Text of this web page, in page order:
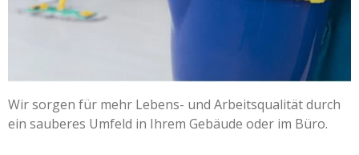
Wir sorgen für mehr Lebens- und Arbeitsqualität durch
ein sauberes Umfeld in Ihrem Gebäude oder im Büro.